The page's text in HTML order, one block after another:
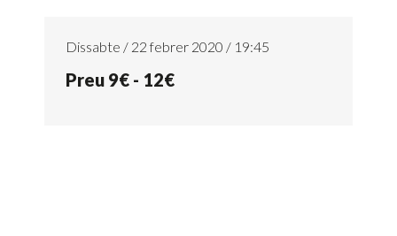
Dissabte / 22 febrer 2020 / 19:45
Preu 9€ - 12€